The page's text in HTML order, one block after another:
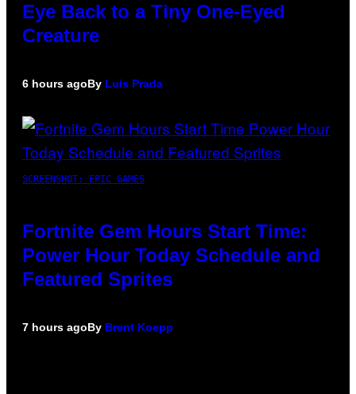
Eye Back to a Tiny One-Eyed
Creature
6 hours agoBy Luis Prada
SCREENSHOT: EPIC GAMES
Fortnite Gem Hours Start Time:
Power Hour Today Schedule and
Featured Sprites
7 hours agoBy Brent Koepp